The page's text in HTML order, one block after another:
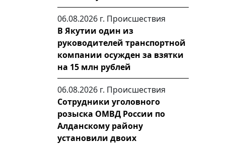
06.08.2026 г. Происшествия
В Якутии один из
руководителей транспортной
компании осужден за взятки
на 15 млн рублей
06.08.2026 г. Происшествия
Сотрудники уголовного
розыска ОМВД России по
Алданскому району
установили двоих